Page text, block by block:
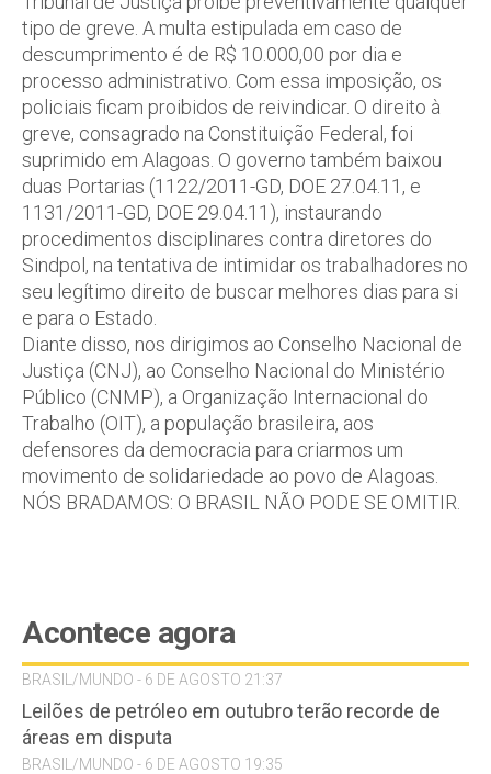
tipo de greve. A multa estipulada em caso de
descumprimento é de R$ 10.000,00 por dia e
processo administrativo. Com essa imposição, os
policiais ficam proibidos de reivindicar. O direito à
greve, consagrado na Constituição Federal, foi
suprimido em Alagoas. O governo também baixou
duas Portarias (1122/2011-GD, DOE 27.04.11, e
1131/2011-GD, DOE 29.04.11), instaurando
procedimentos disciplinares contra diretores do
Sindpol, na tentativa de intimidar os trabalhadores no
seu legítimo direito de buscar melhores dias para si
e para o Estado.
Diante disso, nos dirigimos ao Conselho Nacional de
Justiça (CNJ), ao Conselho Nacional do Ministério
Público (CNMP), a Organização Internacional do
Trabalho (OIT), a população brasileira, aos
defensores da democracia para criarmos um
movimento de solidariedade ao povo de Alagoas.
NÓS BRADAMOS: O BRASIL NÃO PODE SE OMITIR.
Acontece agora
BRASIL/MUNDO - 6 DE AGOSTO 21:37
Leilões de petróleo em outubro terão recorde de
áreas em disputa
BRASIL/MUNDO - 6 DE AGOSTO 19:35